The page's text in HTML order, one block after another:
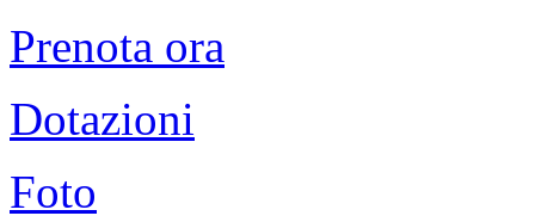
Prenota ora
Dotazioni
Foto